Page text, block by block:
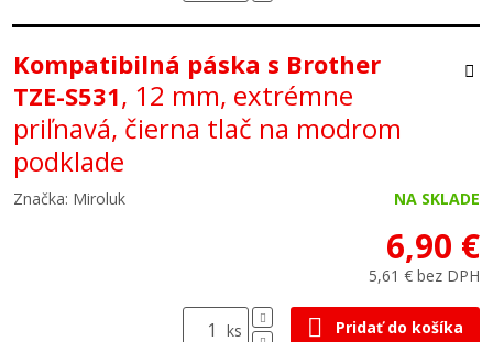
Kompatibilná páska s Brother
TZE-S531, 12 mm, extrémne
priľnavá, čierna tlač na modrom
podklade
Značka: Miroluk NA SKLADE
6,90 €
5,61 € bez DPH
ks Pridať do košíka